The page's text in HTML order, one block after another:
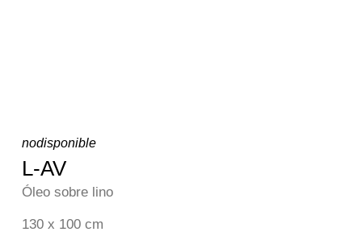
nodisponible
L-AV
Óleo sobre lino
130 x 100 cm